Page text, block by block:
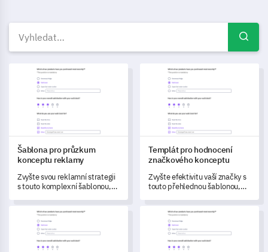
Testování konceptu
Šablona pro průzkum konceptu reklamy
Šablona pro průzkum
konceptu reklamy
Zvyšte svou reklamní strategii
s touto komplexní šablonou,
dopad a atraktivitu vašeho
nového reklamního konceptu.
Templát pro hodnocení
Templát pro hodnocení
značkového konceptu
Zvyšte efektivitu vaší značky s
touto přehlednou šablonou,
interakci a vnímání zákazníků
vaší značky.
Šablona pro hodnocení názvu značkyŠablona dotazníku pro